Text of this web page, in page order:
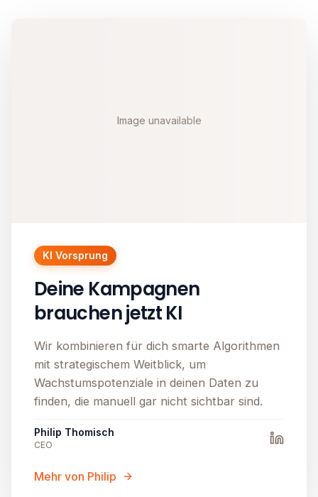
KI Vorsprung
Deine Kampagnen
brauchen jetzt KI
Wir kombinieren für dich smarte Algorithmen
mit strategischem Weitblick, um
Wachstumspotenziale in deinen Daten zu
finden, die manuell gar nicht sichtbar sind.
Philip Thomisch
CEO
Mehr von Philip
Image unavailable